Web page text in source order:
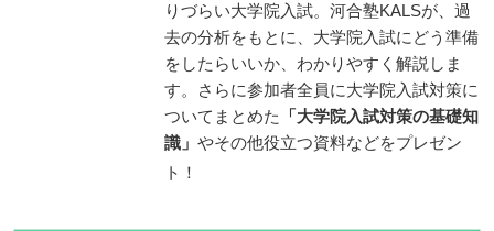
りづらい大学院入試。河合塾KALSが、過
去の分析をもとに、大学院入試にどう準備
をしたらいいか、わかりやすく解説しま
す。さらに参加者全員に大学院入試対策に
ついてまとめた
「大学院入試対策の基礎知
識」やその他役立つ資料などをプレゼン
ト！